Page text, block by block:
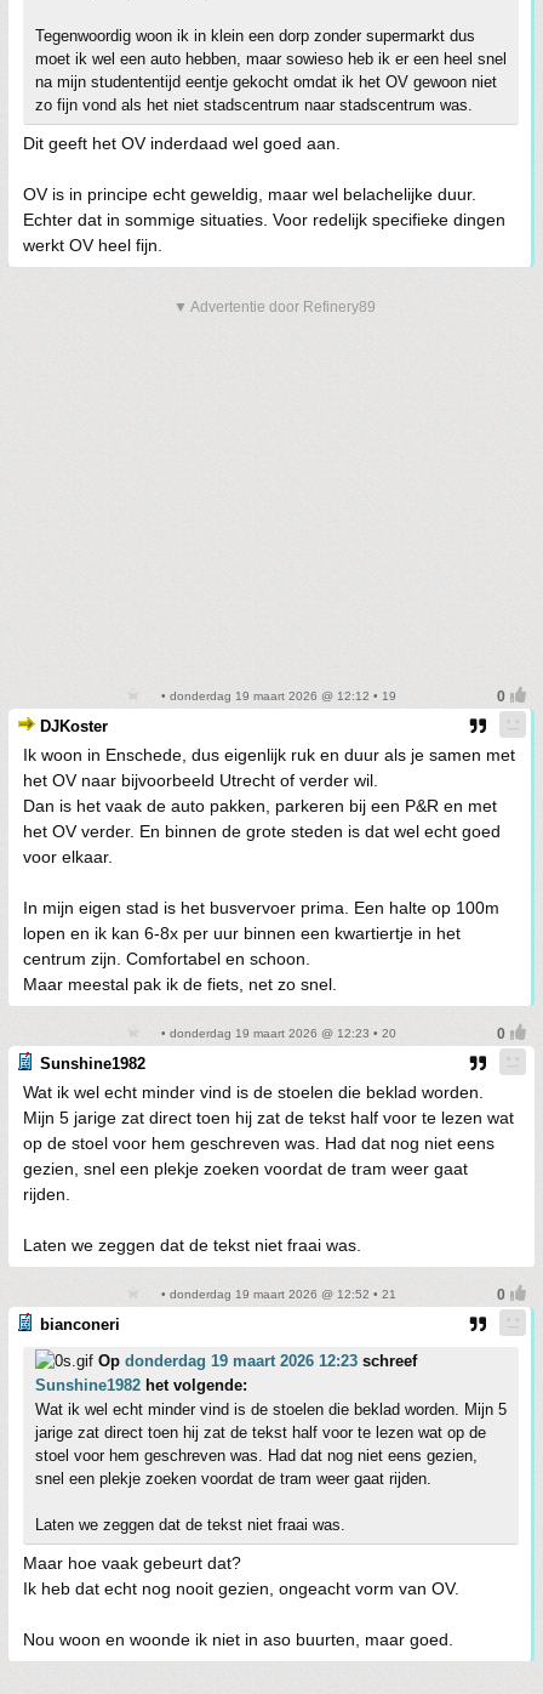
Tegenwoordig woon ik in klein een dorp zonder supermarkt dus
moet ik wel een auto hebben, maar sowieso heb ik er een heel snel
na mijn studententijd eentje gekocht omdat ik het OV gewoon niet
zo fijn vond als het niet stadscentrum naar stadscentrum was.
Dit geeft het OV inderdaad wel goed aan.
OV is in principe echt geweldig, maar wel belachelijke duur.
Echter dat in sommige situaties. Voor redelijk specifieke dingen
werkt OV heel fijn.
▼ Advertentie door Refinery89
• donderdag 19 maart 2026 @ 12:12 • 19
DJKoster
Ik woon in Enschede, dus eigenlijk ruk en duur als je samen met
het OV naar bijvoorbeeld Utrecht of verder wil.
Dan is het vaak de auto pakken, parkeren bij een P&R en met
het OV verder. En binnen de grote steden is dat wel echt goed
voor elkaar.
In mijn eigen stad is het busvervoer prima. Een halte op 100m
lopen en ik kan 6-8x per uur binnen een kwartiertje in het
centrum zijn. Comfortabel en schoon.
Maar meestal pak ik de fiets, net zo snel.
• donderdag 19 maart 2026 @ 12:23 • 20
Sunshine1982
Wat ik wel echt minder vind is de stoelen die beklad worden.
Mijn 5 jarige zat direct toen hij zat de tekst half voor te lezen wat
op de stoel voor hem geschreven was. Had dat nog niet eens
gezien, snel een plekje zoeken voordat de tram weer gaat
rijden.
Laten we zeggen dat de tekst niet fraai was.
• donderdag 19 maart 2026 @ 12:52 • 21
bianconeri
Op donderdag 19 maart 2026 12:23 schreef
Sunshine1982 het volgende:
Wat ik wel echt minder vind is de stoelen die beklad worden. Mijn 5
jarige zat direct toen hij zat de tekst half voor te lezen wat op de
stoel voor hem geschreven was. Had dat nog niet eens gezien,
snel een plekje zoeken voordat de tram weer gaat rijden.
Laten we zeggen dat de tekst niet fraai was.
Maar hoe vaak gebeurt dat?
Ik heb dat echt nog nooit gezien, ongeacht vorm van OV.
Nou woon en woonde ik niet in aso buurten, maar goed.